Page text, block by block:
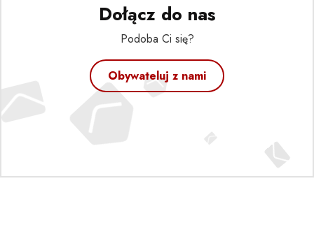
Dołącz do nas
Podoba Ci się?
Obywateluj z nami